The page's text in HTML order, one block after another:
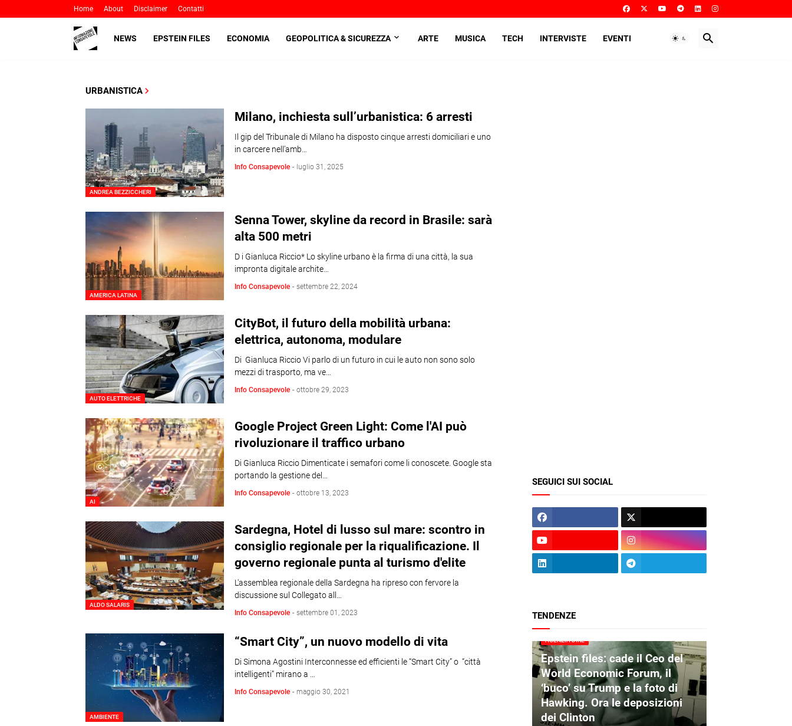
Home About Disclaimer Contatti
NEWS EPSTEIN FILES ECONOMIA GEOPOLITICA & SICUREZZA ARTE MUSICA TECH INTERVISTE EVENTI
URBANISTICA
ANDREA BEZZICCHERI
Milano, inchiesta sull’urbanistica: 6 arresti
Il gip del Tribunale di Milano ha disposto cinque arresti domiciliari e uno
in carcere nell’amb…
Info Consapevole - luglio 31, 2025
AMERICA LATINA
Senna Tower, skyline da record in Brasile: sarà
alta 500 metri
D i Gianluca Riccio* Lo skyline urbano è la firma di una città, la sua
impronta digitale archite…
Info Consapevole - settembre 22, 2024
AUTO ELETTRICHE
CityBot, il futuro della mobilità urbana:
elettrica, autonoma, modulare
Di Gianluca Riccio Vi parlo di un futuro in cui le auto non sono solo
mezzi di trasporto, ma ve…
Info Consapevole - ottobre 29, 2023
AI
Google Project Green Light: Come l'AI può
rivoluzionare il traffico urbano
Di Gianluca Riccio Dimenticate i semafori come li conoscete. Google sta
portando la gestione del…
Info Consapevole - ottobre 13, 2023
ALDO SALARIS
Sardegna, Hotel di lusso sul mare: scontro in
consiglio regionale per la riqualificazione. Il
governo regionale punta al turismo d'elite
L'assemblea regionale della Sardegna ha ripreso con fervore la
discussione sul Collegato all…
Info Consapevole - settembre 01, 2023
AMBIENTE
“Smart City”, un nuovo modello di vita
Di Simona Agostini Interconnesse ed efficienti le “Smart City” o “città
intelligenti” mirano a …
Info Consapevole - maggio 30, 2021
SEGUICI SUI SOCIAL
TENDENZE
AGENZIA DIRE
Epstein files: cade il Ceo del
World Economic Forum, il
‘buco’ su Trump e la foto di
Hawking. Ora le deposizioni
dei Clinton